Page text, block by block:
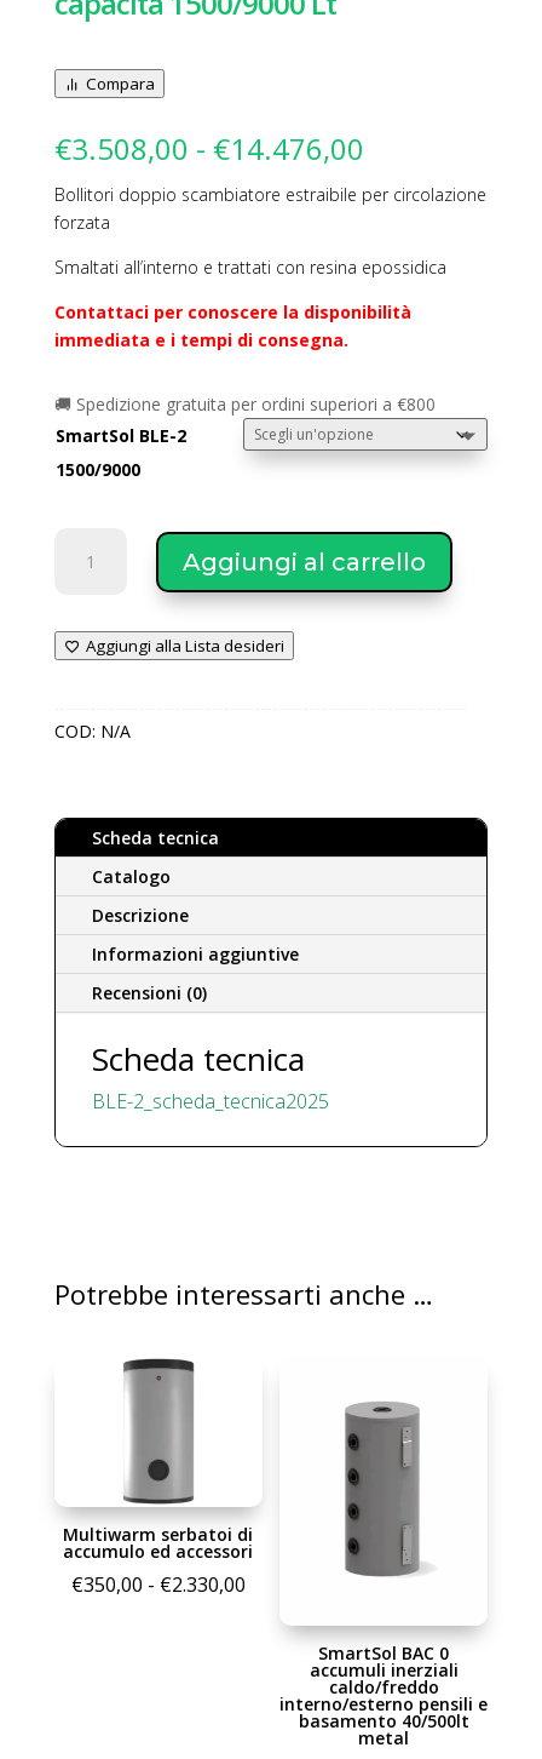
Compara
€3.508,00 - €14.476,00
prezzo:
€3.508,00
a
€14.476,00
Bollitori doppio scambiatore estraibile per circolazione
forzata
Smaltati all’interno e trattati con resina epossidica
Contattaci per conoscere la disponibilità
immediata e i tempi di consegna.
🚚 Spedizione gratuita per ordini superiori a €800
SmartSol BLE-2
1500/9000
bollitore
doppio
grandi
Lt
quantità
Aggiungi al carrello
Aggiungi alla Lista desideri
COD: N/A
Scheda tecnica
Catalogo
Descrizione
Informazioni aggiuntive
Recensioni (0)
Scheda tecnica
BLE-2_scheda_tecnica2025
Potrebbe interessarti anche …
Multiwarm serbatoi di
accumulo ed accessori
€350,00 - €2.330,00Fascia
prezzo:
€350,00
SmartSol BAC 0
accumuli inerziali
caldo/freddo
interno/esterno pensili e
basamento 40/500lt
metal